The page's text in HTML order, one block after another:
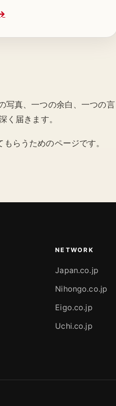
写真、一つの余白、一つの言
く届きます。
らうためのページです。
NETWORK
Japan.co.jp
Nihongo.co.jp
Eigo.co.jp
Uchi.co.jp